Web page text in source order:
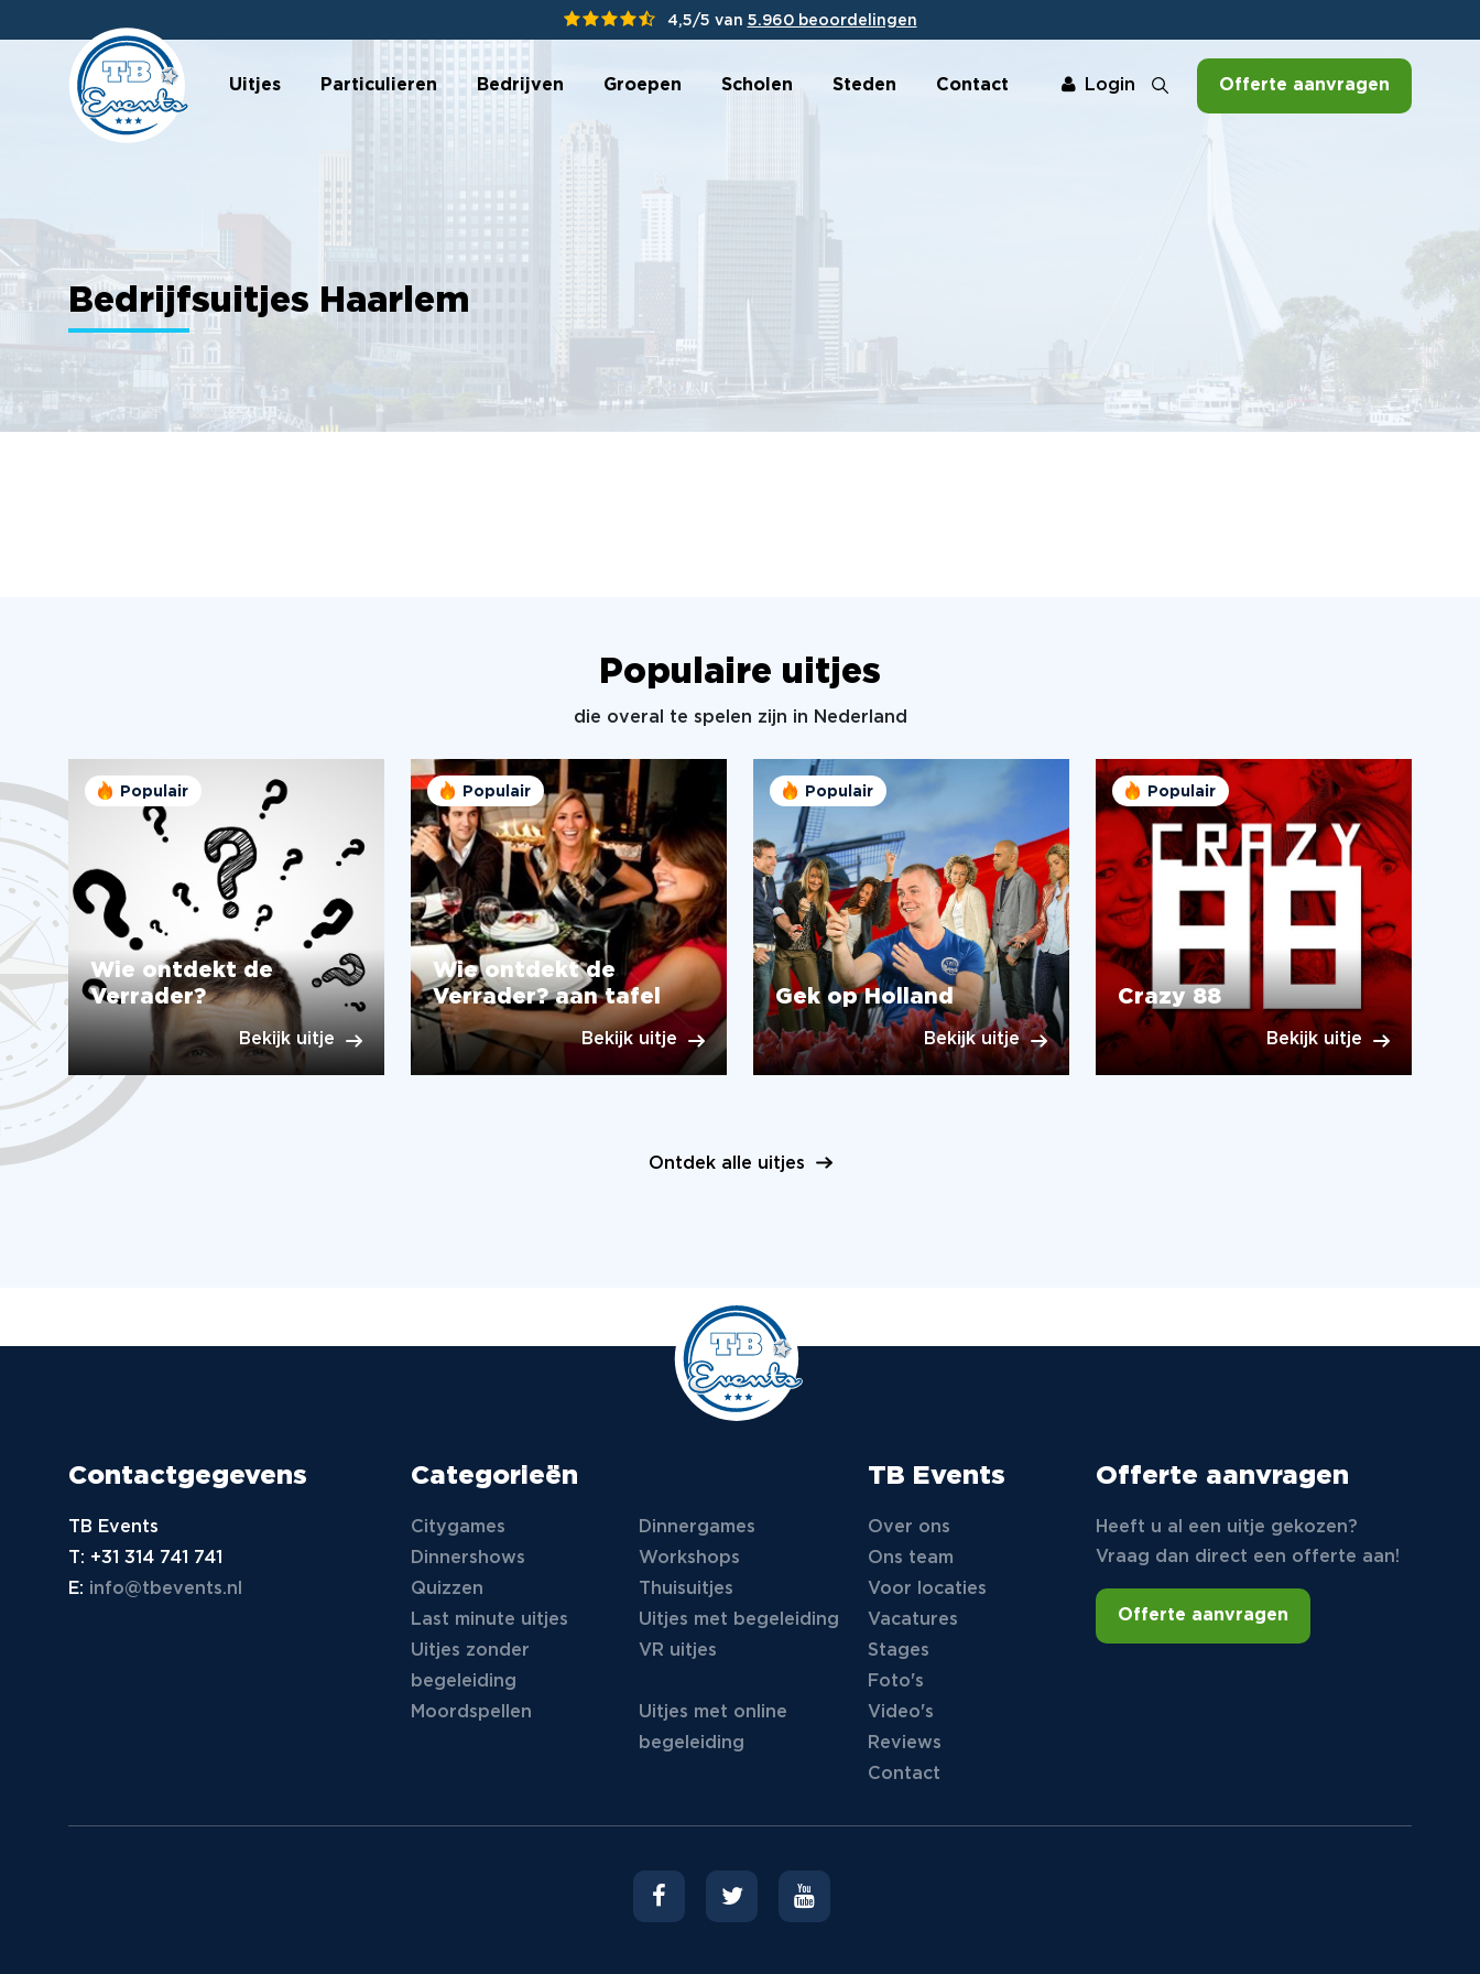
4,5/5 van 5.960 beoordelingen
Uitjes Particulieren Bedrijven Groepen Scholen Steden Contact Login Offerte aanvragen
Bedrijfsuitjes Haarlem
Populaire uitjes
die overal te spelen zijn in Nederland
Populair
Wie ontdekt de
Verrader?
Bekijk uitje
Populair
Wie ontdekt de
Verrader? aan tafel
Bekijk uitje
Populair
Gek op Holland
Bekijk uitje
Populair
Crazy 88
Bekijk uitje
Ontdek alle uitjes
Contactgegevens
TB Events
T: +31 314 741 741
E: info@tbevents.nl
Categorieën
Citygames
Dinnergames
Dinnershows
Workshops
Quizzen
Thuisuitjes
Last minute uitjes
Uitjes met begeleiding
Uitjes zonder
begeleiding
VR uitjes
Moordspellen
Uitjes met online
begeleiding
TB Events
Over ons
Ons team
Voor locaties
Vacatures
Stages
Foto's
Video's
Reviews
Contact
Offerte aanvragen
Heeft u al een uitje gekozen?
Vraag dan direct een offerte aan!
Offerte aanvragen